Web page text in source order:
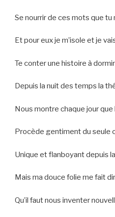
Se nourrir de ces mots que tu
Et pour eux je m’isole et je
Te conter une histoire à
Depuis la nuit des temps la
Nous montre chaque jour que
Procède gentiment du seule
Unique et flanboyant depuis
Mais ma douce folie me fait
Qu’il faut nous inventer